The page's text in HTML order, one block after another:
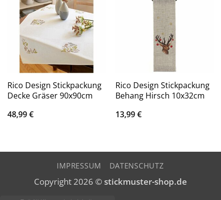
Rico Design Stickpackung
Decke Gräser 90x90cm
48,99€
Rico Design Stickpackung
Behang Hirsch 10x32cm
13,99€
IMPRESSUM DATENSCHUTZ
Copyright 2026 ©stickmuster-shop.de